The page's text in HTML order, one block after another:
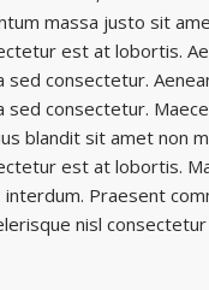
massa justo sit
est at lobortis.
sed consectetur.
sed consectetur.
blandit sit amet non
est at lobortis.
interdum. Praesent
nisl